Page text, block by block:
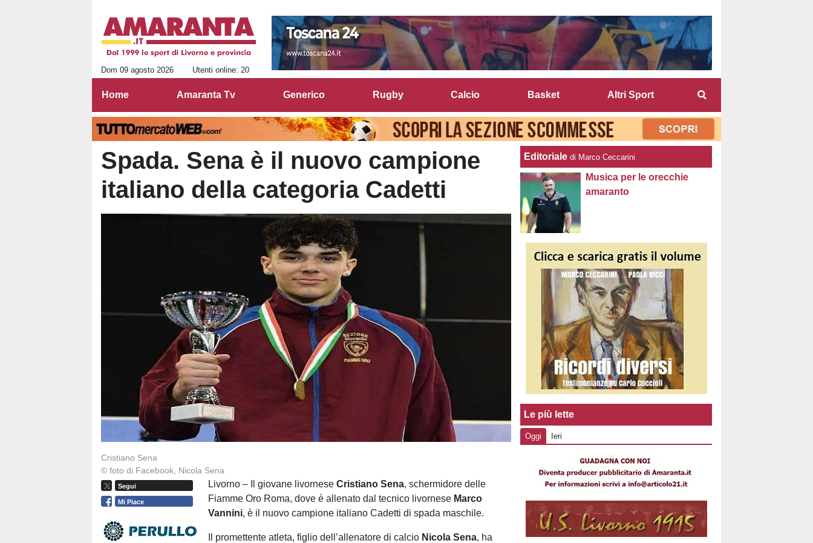
Dom 09 agosto 2026 Utenti online: 20
Home Amaranta Tv Generico Rugby Calcio Basket Altri Sport
Spada. Sena è il nuovo campione
italiano della categoria Cadetti
Cristiano Sena
© foto di Facebook, Nicola Sena
Segui
Mi Piace
Livorno – Il giovane livorneseCristiano Sena, schermidore delle
Fiamme Oro Roma, dove è allenato dal tecnico livornese Marco
Vannini, è il nuovo campione italiano Cadetti di spada maschile.
Il promettente atleta, figlio dell’allenatore di calcio Nicola Sena, ha
Editoriale di Marco Ceccarini
Musica per le orecchie
amaranto
Le più lette
Oggi Ieri